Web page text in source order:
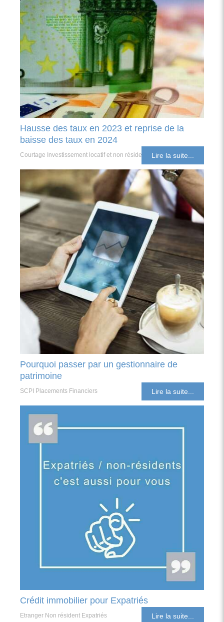
Hausse des taux en 2023 et reprise de la
baisse des taux en 2024
Courtage Investissement locatif et non résident Lire la suite...
Pourquoi passer par un gestionnaire de
patrimoine
SCPI Placements Financiers Lire la suite...
Crédit immobilier pour Expatriés
Etranger Non résident Expatriés Lire la suite...